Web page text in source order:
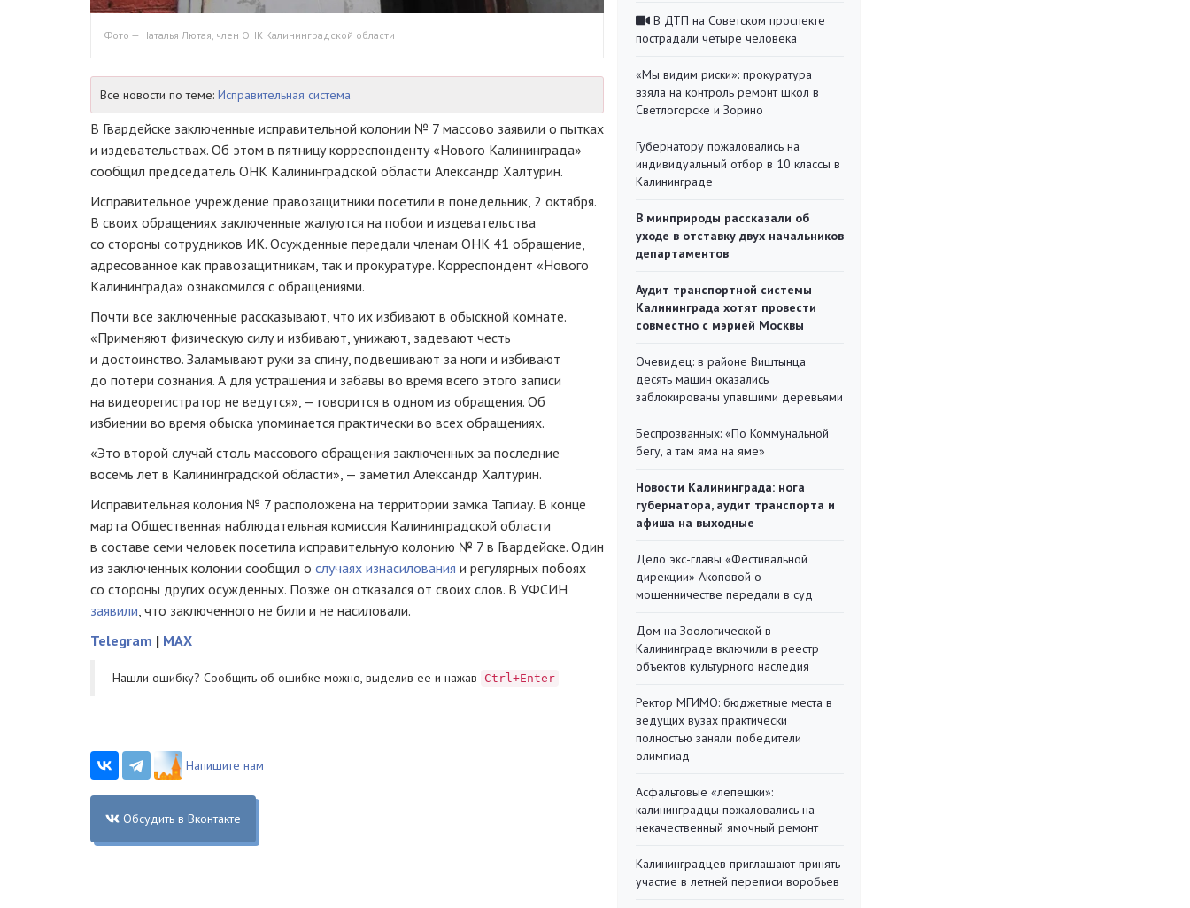
Фото — Наталья Лютая, член ОНК Калининградской области
Все новости по теме: Исправительная система
В Гвардейске заключенные исправительной колонии № 7 массово заявили о пытках
и издевательствах. Об этом в пятницу корреспонденту «Нового Калининграда»
сообщил председатель ОНК Калининградской области Александр Халтурин.
Исправительное учреждение правозащитники посетили в понедельник, 2 октября.
В своих обращениях заключенные жалуются на побои и издевательства
со стороны сотрудников ИК. Осужденные передали членам ОНК 41 обращение,
адресованное как правозащитникам, так и прокуратуре. Корреспондент «Нового
Калининграда» ознакомился с обращениями.
Почти все заключенные рассказывают, что их избивают в обыскной комнате.
«Применяют физическую силу и избивают, унижают, задевают честь
и достоинство. Заламывают руки за спину, подвешивают за ноги и избивают
до потери сознания. А для устрашения и забавы во время всего этого записи
на видеорегистратор не ведутся», — говорится в одном из обращения. Об
избиении во время обыска упоминается практически во всех обращениях.
«Это второй случай столь массового обращения заключенных за последние
восемь лет в Калининградской области», — заметил Александр Халтурин.
Исправительная колония № 7 расположена на территории замка Тапиау. В конце
марта Общественная наблюдательная комиссия Калининградской области
в составе семи человек посетила исправительную колонию № 7 в Гвардейске. Один
из заключенных колонии сообщил о случаях изнасилования и регулярных побоях
со стороны других осужденных. Позже он отказался от своих слов. В УФСИН
заявили , что заключенного не били и не насиловали.
Telegram | MAX
Нашли ошибку? Cообщить об ошибке можно, выделив ее и нажав Ctrl+Enter
Напишите нам
Обсудить в Вконтакте
В ДТП на Советском проспекте
пострадали четыре человека
«Мы видим риски»: прокуратура
взяла на контроль ремонт школ в
Светлогорске и Зорино
Губернатору пожаловались на
индивидуальный отбор в 10 классы в
Калининграде
В минприроды рассказали об
уходе в отставку двух начальников
департаментов
Аудит транспортной системы
Калининграда хотят провести
совместно с мэрией Москвы
Очевидец: в районе Виштынца
десять машин оказались
заблокированы упавшими деревьями
Беспрозванных: «По Коммунальной
бегу, а там яма на яме»
Новости Калининграда: нога
губернатора, аудит транспорта и
афиша на выходные
Дело экс-главы «Фестивальной
дирекции» Акоповой о
мошенничестве передали в суд
Дом на Зоологической в
Калининграде включили в реестр
объектов культурного наследия
Ректор МГИМО: бюджетные места в
ведущих вузах практически
полностью заняли победители
олимпиад
Асфальтовые «лепешки»:
калининградцы пожаловались на
некачественный ямочный ремонт
Калининградцев приглашают принять
участие в летней переписи воробьев